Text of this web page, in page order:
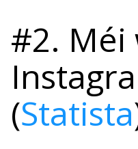
#2. Méi
(Statista